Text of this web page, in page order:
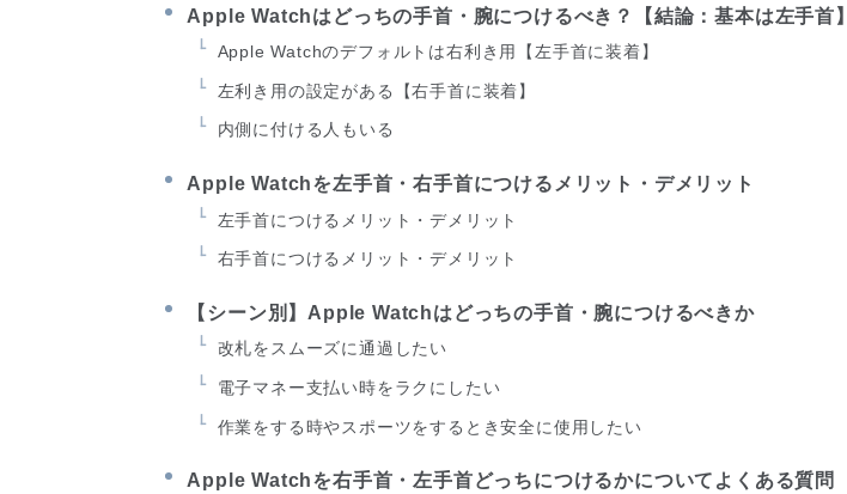
Apple Watchはどっちの手首・腕につけるべき？【結論：基本は左手首】
Apple Watchのデフォルトは右利き用【左手首に装着】
左利き用の設定がある【右手首に装着】
内側に付ける人もいる
Apple Watchを左手首・右手首につけるメリット・デメリット
左手首につけるメリット・デメリット
右手首につけるメリット・デメリット
【シーン別】Apple Watchはどっちの手首・腕につけるべきか
改札をスムーズに通過したい
電子マネー支払い時をラクにしたい
作業をする時やスポーツをするとき安全に使用したい
Apple Watchを右手首・左手首どっちにつけるかについてよくある質問